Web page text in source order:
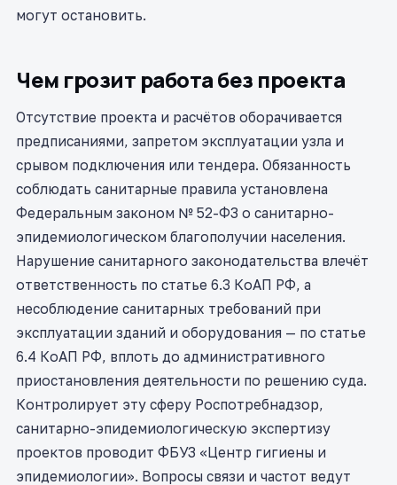
могут остановить.
Чем грозит работа без проекта
Отсутствие проекта и расчётов оборачивается
предписаниями, запретом эксплуатации узла и
срывом подключения или тендера. Обязанность
соблюдать санитарные правила установлена
Федеральным законом № 52-ФЗ о санитарно-
эпидемиологическом благополучии населения.
Нарушение санитарного законодательства влечёт
ответственность по статье 6.3 КоАП РФ, а
несоблюдение санитарных требований при
эксплуатации зданий и оборудования — по статье
6.4 КоАП РФ, вплоть до административного
приостановления деятельности по решению суда.
Контролирует эту сферу Роспотребнадзор,
санитарно-эпидемиологическую экспертизу
проектов проводит ФБУЗ «Центр гигиены и
эпидемиологии». Вопросы связи и частот ведут